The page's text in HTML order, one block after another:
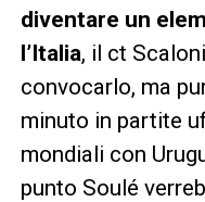
diventare un
l’Italia, il ct
convocarlo, ma
minuto in partite
mondiali con
punto Soulé